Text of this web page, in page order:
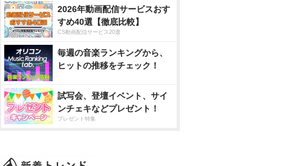
2026年動画配信サービスおす
すめ40選【徹底比較】
CS動画配信サービス20選
毎週の音楽ランキングから、
ヒットの推移をチェック！
試写会、登壇イベント、サイ
ンチェキなどプレゼント！
プレゼント特集